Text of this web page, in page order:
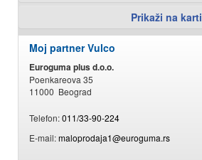
Prikaži na karti
Moj partner Vulco
Euroguma plus d.o.o.
Poenkareova 35
11000 Beograd
Telefon:011/33-90-224
E-mail:maloprodaja1@euroguma.rs